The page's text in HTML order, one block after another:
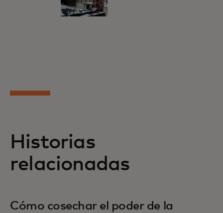
Historias
relacionadas
Cómo cosechar el poder de la